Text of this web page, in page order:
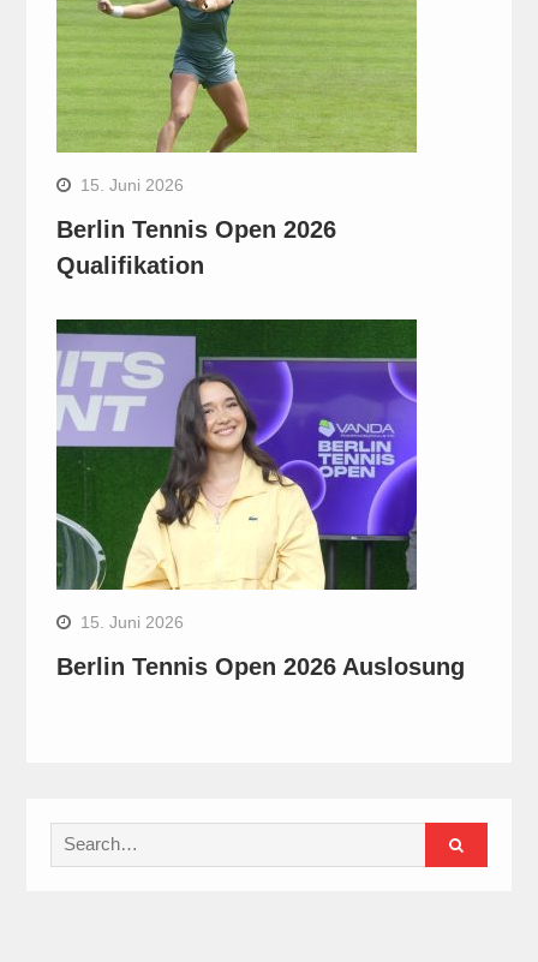
15. Juni 2026
Berlin Tennis Open 2026
Qualifikation
15. Juni 2026
Berlin Tennis Open 2026 Auslosung
Search
for: